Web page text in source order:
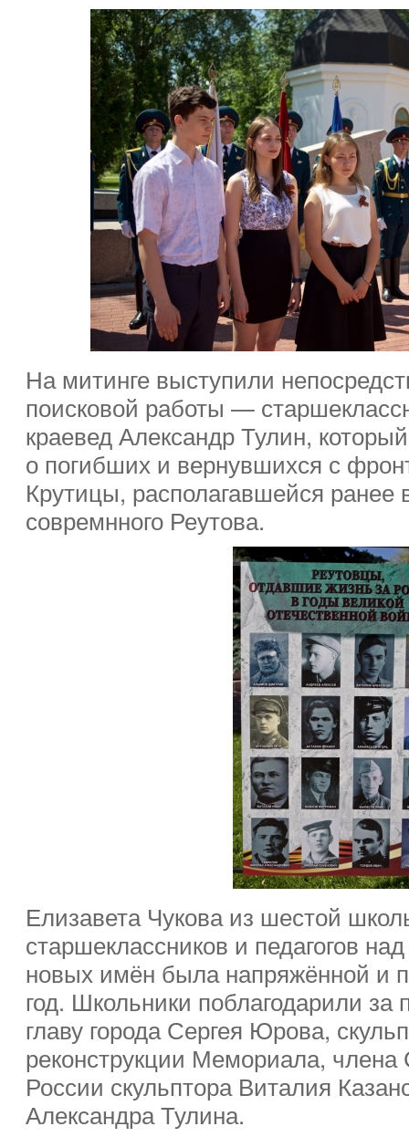
На митинге выступили
поисковой работы —
краевед Александр Тулин,
о погибших и вернувшихся с
Крутицы, располагавшейся ранее
совремнного Реутова.
Елизавета Чукова из шестой
старшеклассников и педагогов
новых имён была напряжённой и
год. Школьники поблагодарили
главу города Сергея Юрова,
реконструкции Мемориала,
России скульптора Виталия
Александра Тулина.